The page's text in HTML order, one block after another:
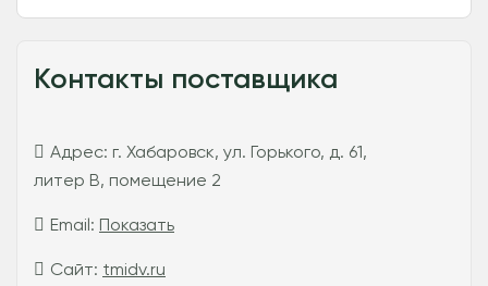
Контакты поставщика
Адрес: г. Хабаровск, ул. Горького, д. 61,
литер В, помещение 2
Email: Показать
Сайт: tmidv.ru